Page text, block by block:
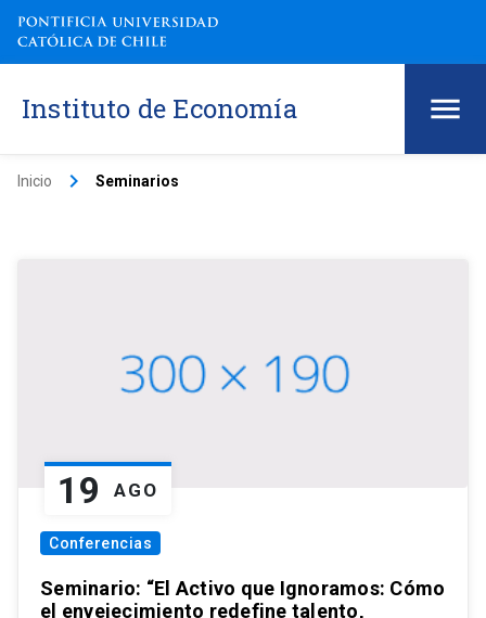
Instituto de Economía
Inicio keyboard_arrow_right Seminarios
19 AGO
Conferencias
Seminario: “El Activo que Ignoramos: Cómo
el envejecimiento redefine talento,